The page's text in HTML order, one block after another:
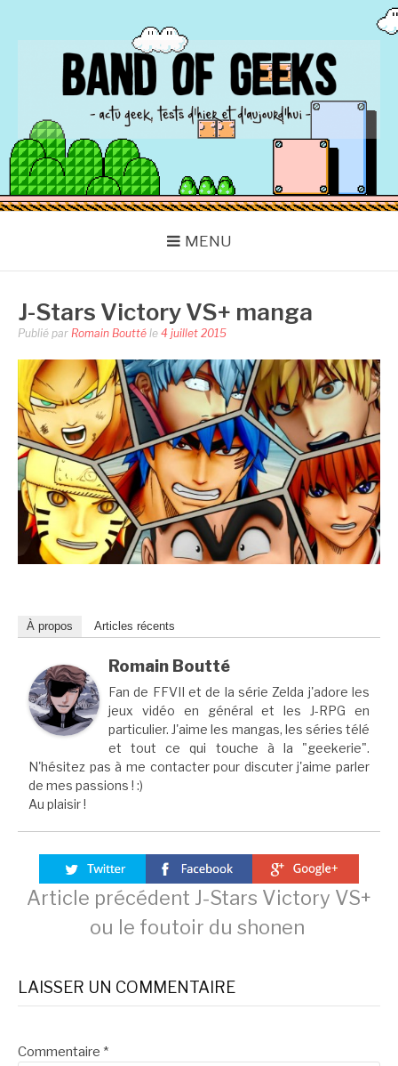
BAND OF GEEKS
Actu Geek d'hier et d'aujourd'hui
MENU
J-Stars Victory VS+ manga
Publié par Romain Boutté le 4 juillet 2015
À propos Articles récents
Romain Boutté
Fan de FFVII et de la série Zelda j'adore les
jeux vidéo en général et les J-RPG en
particulier. J'aime les mangas, les séries télé
et tout ce qui touche à la "geekerie".
N'hésitez pas à me contacter pour discuter j'aime parler
de mes passions ! :)
Au plaisir !
Lire
la
suite
Article précédent J-Stars Victory VS+
ou le foutoir du shonen
LAISSER UN COMMENTAIRE
Commentaire *